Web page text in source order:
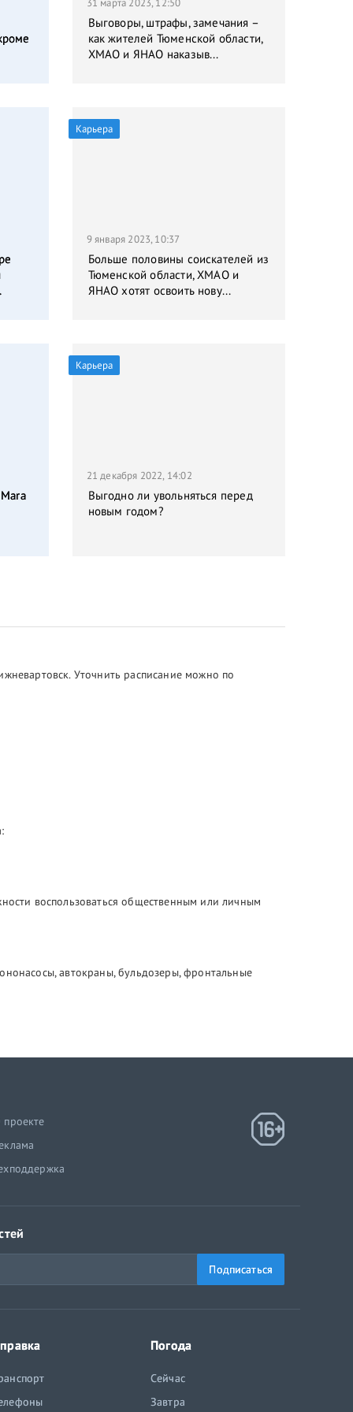
31 марта 2023, 12:50
Выговоры, штрафы, замечания –
как жителей Тюменской области,
ХМАО и ЯНАО наказыв...
Карьера
9 января 2023, 10:37
Больше половины соискателей из
Тюменской области, ХМАО и
ЯНАО хотят освоить нову...
Карьера
21 декабря 2022, 14:02
Выгодно ли увольняться перед
новым годом?
Уточнить расписание можно по
воспользоваться общественным или личным
автокраны, бульдозеры, фронтальные
проекте
Подписаться
Погода
Сейчас
Завтра